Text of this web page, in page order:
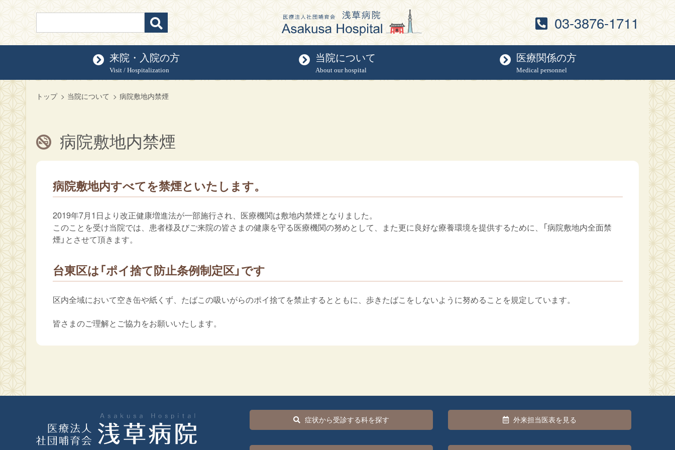
03-3876-1711
来院・入院の方
Visit / Hospitalization
当院について
About our hospital
医療関係の方
Medical personnel
トップ 当院について 病院敷地内禁煙
病院敷地内禁煙
病院敷地内すべてを禁煙といたします。
2019年7月1日より改正健康増進法が一部施行され、医療機関は敷地内禁煙となりました。
このことを受け当院では、患者様及びご来院の皆さまの健康を守る医療機関の努めとして、また更に良好な療養環境を提供するために、「病院敷地内全面禁
煙」とさせて頂きます。
台東区は「ポイ捨て防止条例制定区」です
区内全域において空き缶や紙くず、たばこの吸いがらのポイ捨てを禁止するとともに、歩きたばこをしないように努めることを規定しています。
皆さまのご理解とご協力をお願いいたします。
症状から受診する科を探す 外来担当医表を見る